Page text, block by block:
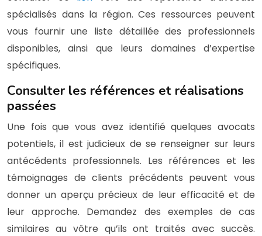
spécialisés dans la région. Ces ressources peuvent
vous fournir une liste détaillée des professionnels
disponibles, ainsi que leurs domaines d’expertise
spécifiques.
Consulter les références et réalisations
passées
Une fois que vous avez identifié quelques avocats
potentiels, il est judicieux de se renseigner sur leurs
antécédents professionnels. Les références et les
témoignages de clients précédents peuvent vous
donner un aperçu précieux de leur efficacité et de
leur approche. Demandez des exemples de cas
similaires au vôtre qu’ils ont traités avec succès.